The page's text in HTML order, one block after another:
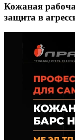
Кожаная
защита в